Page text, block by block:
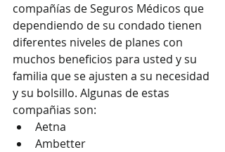
compañías de Seguros Médicos que
dependiendo de su condado tienen
diferentes niveles de planes con
muchos beneficios para usted y su
familia que se ajusten a su necesidad
y su bolsillo. Algunas de estas
compañias son:
Aetna
Ambetter